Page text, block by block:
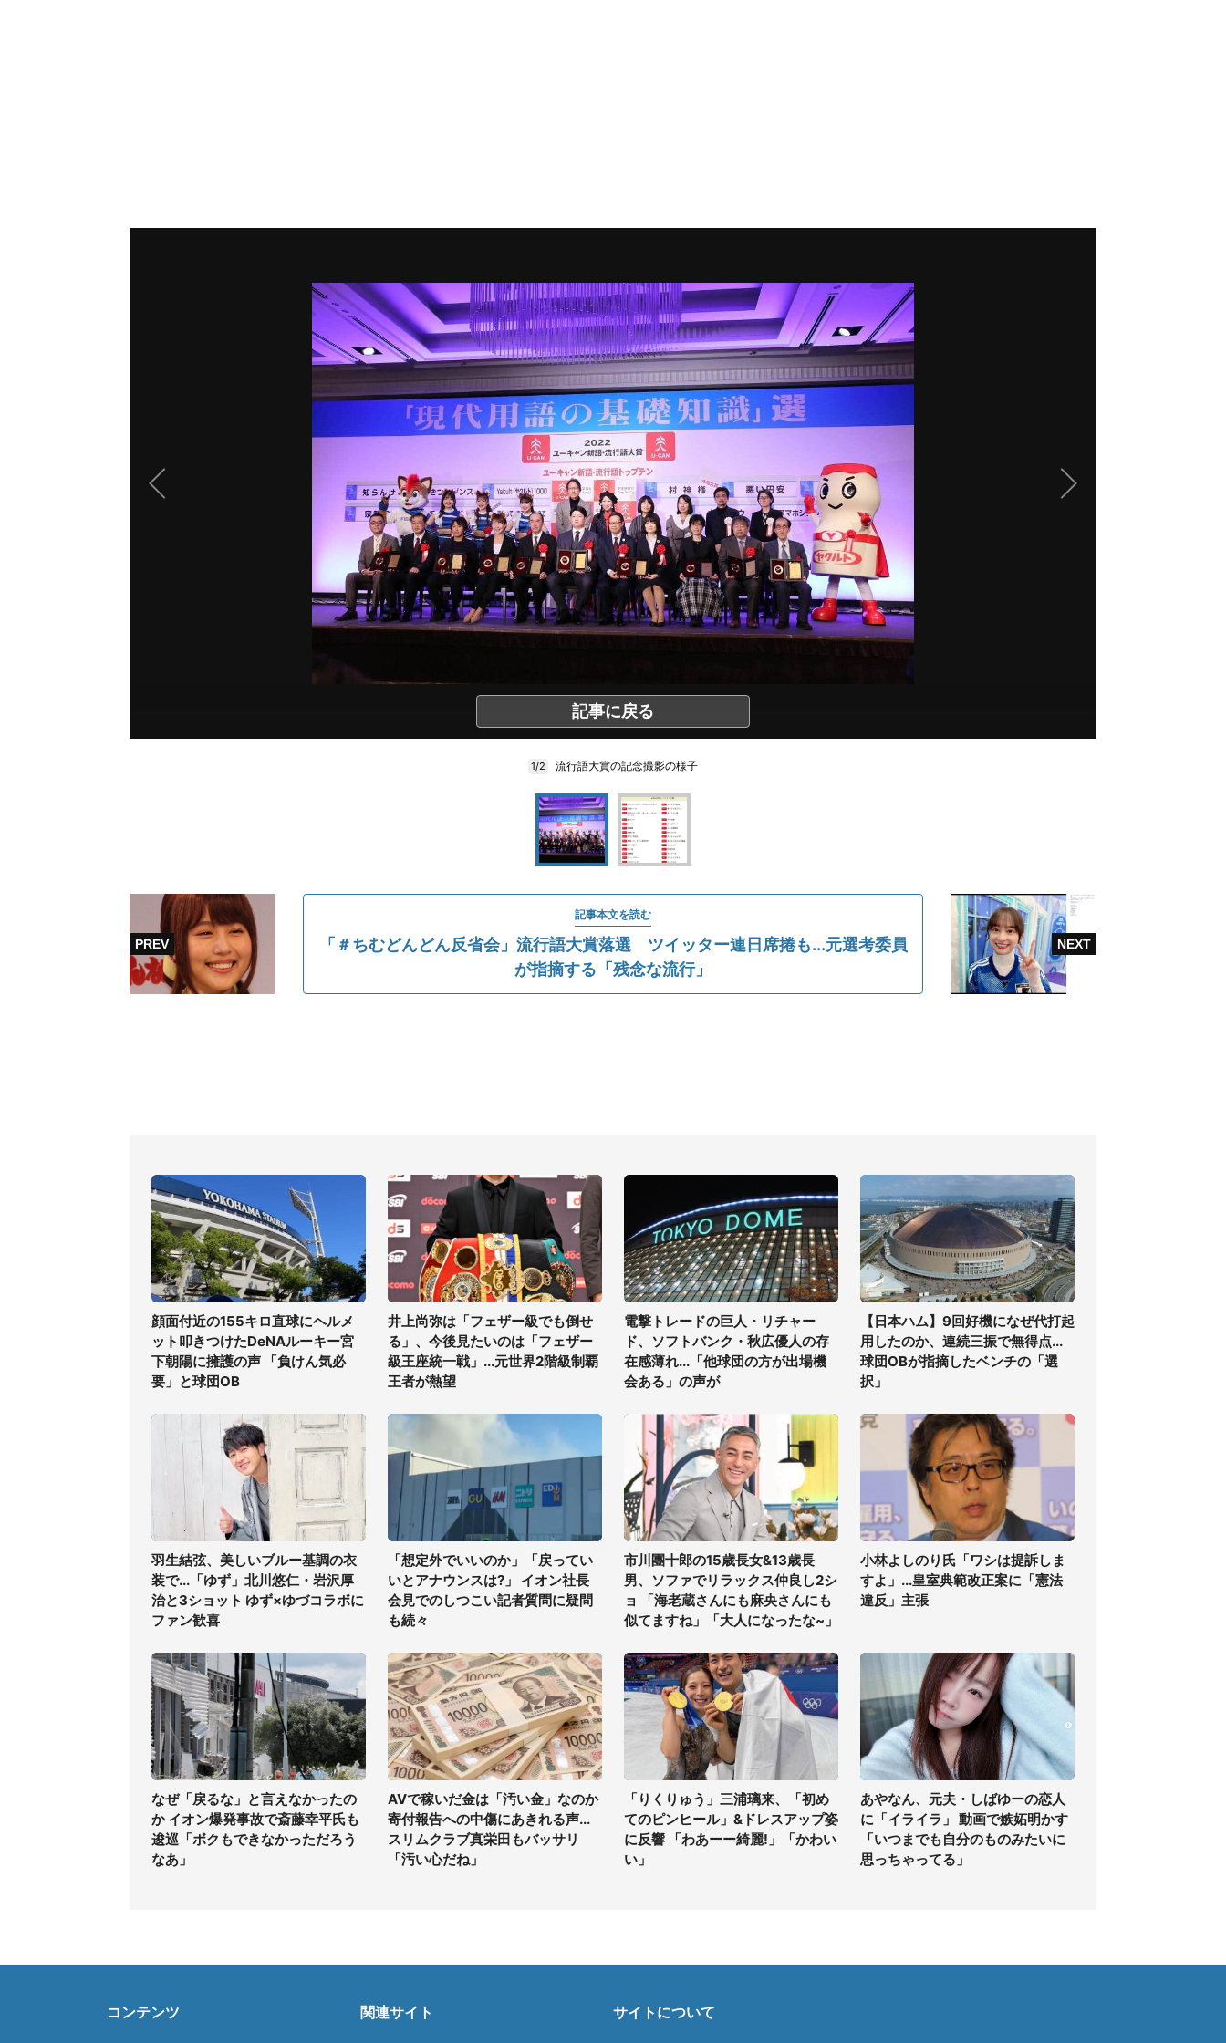
記事に戻る
1/2 流行語大賞の記念撮影の様子
記事本文を読む
「＃ちむどんどん反省会」流行語大賞落選 ツイッター連日席捲も...元選考委員
が指摘する「残念な流行」
顔面付近の155キロ直球にヘルメ
ット叩きつけたDeNAルーキー宮
下朝陽に擁護の声 「負けん気必
要」と球団OB
井上尚弥は「フェザー級でも倒せ
る」、今後見たいのは「フェザー
級王座統一戦」...元世界2階級制覇
王者が熱望
電撃トレードの巨人・リチャー
ド、ソフトバンク・秋広優人の存
在感薄れ...「他球団の方が出場機
会ある」の声が
【日本ハム】9回好機になぜ代打起
用したのか、連続三振で無得点...
球団OBが指摘したベンチの「選
択」
羽生結弦、美しいブルー基調の衣
装で...「ゆず」北川悠仁・岩沢厚
治と3ショット ゆず×ゆづコラボに
ファン歓喜
「想定外でいいのか」「戻ってい
いとアナウンスは?」 イオン社長
会見でのしつこい記者質問に疑問
も続々
市川團十郎の15歳長女&13歳長
男、ソファでリラックス仲良し2シ
ョ 「海老蔵さんにも麻央さんにも
似てますね」「大人になったな~」
小林よしのり氏「ワシは提訴しま
すよ」...皇室典範改正案に「憲法
違反」主張
なぜ「戻るな」と言えなかったの
か イオン爆発事故で斎藤幸平氏も
逡巡「ボクもできなかっただろう
なあ」
AVで稼いだ金は「汚い金」なのか
寄付報告への中傷にあきれる声...
スリムクラブ真栄田もバッサリ
「汚い心だね」
「りくりゅう」三浦璃来、「初め
てのピンヒール」&ドレスアップ姿
に反響 「わあーー綺麗!」「かわい
い」
あやなん、元夫・しばゆーの恋人
に「イライラ」 動画で嫉妬明かす
「いつまでも自分のものみたいに
思っちゃってる」
コンテンツ 関連サイト サイトについて